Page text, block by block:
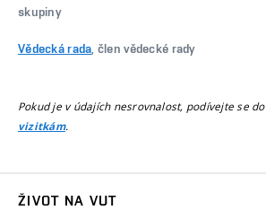
skupiny
Vědecká rada , člen vědecké rady
Pokud je v údajích nesrovnalost, podívejte se do
vizitkám.
ŽIVOT NA VUT